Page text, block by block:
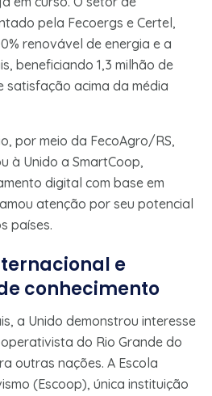
pela Fecoergs e Certel,
renovável de energia e a
beneficiando 1,3 milhão de
satisfação acima da média
por meio da FecoAgro/RS,
à Unido a SmartCoop,
digital com base em
atenção por seu potencial
países.
e
conhecimento
a Unido demonstrou interesse
do Rio Grande do
outras nações. A Escola
(Escoop), única instituição